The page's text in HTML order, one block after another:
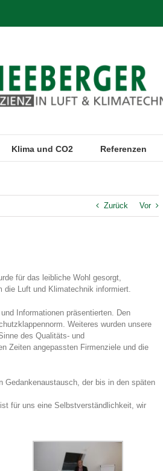
Klima und CO2 Referenzen
Zurück Vor
für das leibliche Wohl gesorgt,
die Luft und Klimatechnik informiert.
Informationen präsentierten. Den
Weiteres wurden unsere
des Qualitäts- und
Zeiten angepassten Firmenziele und die
Gedankenaustausch, der bis in den späten
für uns eine Selbstverständlichkeit, wir